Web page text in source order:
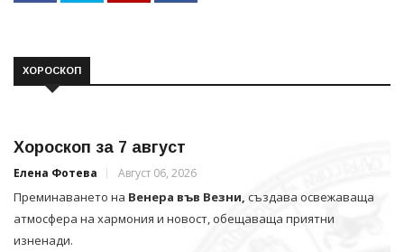
ХОРОСКОП
Хороскоп за 7 август
Елена Фотева Август 06, 2026
Преминаването на Венера във Везни, създава освежаваща
атмосфера на хармония и новост, обещаваща приятни
изненади.